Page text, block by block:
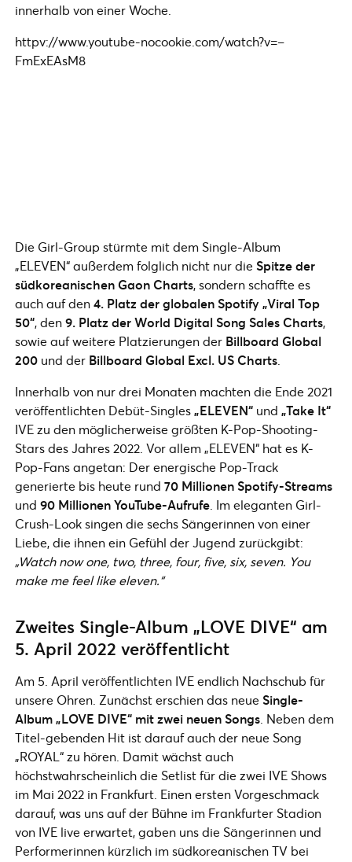
innerhalb von einer Woche.
httpv://www.youtube-nocookie.com/watch?v=–
FmExEAsM8
Die Girl-Group stürmte mit dem Single-Album
„ELEVEN“ außerdem folglich nicht nur die Spitze der
südkoreanischen Gaon Charts, sondern schaffte es
auch auf den4. Platz der globalen Spotify „Viral Top
50“, den9. Platz der World Digital Song Sales Charts,
sowie auf weitere Platzierungen der Billboard Global
200 und der Billboard Global Excl. US Charts
Innerhalb von nur drei Monaten machten die Ende 2021
veröffentlichten Debüt-Singles„ELEVEN“ und „Take It“
IVE zu den möglicherweise größten K-Pop-Shooting-
Stars des Jahres 2022. Vor allem „ELEVEN“ hat es K-
Pop-Fans angetan: Der energische Pop-Track
generierte bis heute rund 70 Millionen Spotify-Streams
und 90 Millionen YouTube-Aufrufe . Im eleganten Girl-
Crush-Look singen die sechs Sängerinnen von einer
Liebe, die ihnen ein Gefühl der Jugend zurückgibt:
„Watch now one, two, three, four, five, six, seven. You
make me feel like eleven.“
Zweites Single-Album „LOVE DIVE“ am
5. April 2022 veröffentlicht
Am 5. April veröffentlichten IVE endlich Nachschub für
unsere Ohren. Zunächst erschien das neue Single-
Album „LOVE DIVE“ mit zwei neuen Songs . Neben dem
Titel-gebenden Hit ist darauf auch der neue Song
„ROYAL“ zu hören. Damit wächst auch
höchstwahrscheinlich die Setlist für die zwei IVE Shows
im Mai 2022 in Frankfurt. Einen ersten Vorgeschmack
darauf, was uns auf der Bühne im Frankfurter Stadion
von IVE live erwartet, gaben uns die Sängerinnen und
Performerinnen kürzlich im südkoreanischen TV bei